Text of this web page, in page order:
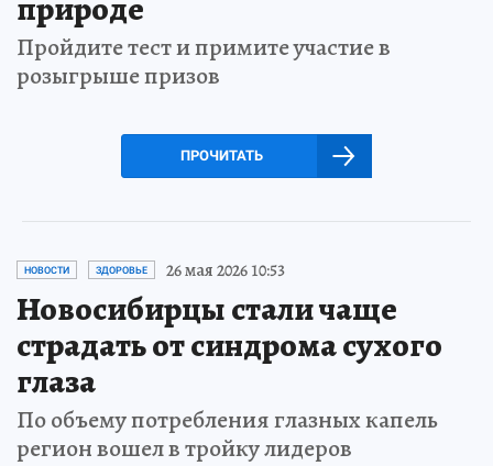
Пройдите тест и примите участие в
розыгрыше призов
ПРОЧИТАТЬ
НОВОСТИ ЗДОРОВЬЕ 26 мая 2026 10:53
Новосибирцы стали чаще
страдать от синдрома сухого
глаза
По объему потребления глазных капель
регион вошел в тройку лидеров